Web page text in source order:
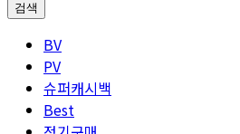
검색
BV
PV
슈퍼캐시백
Best